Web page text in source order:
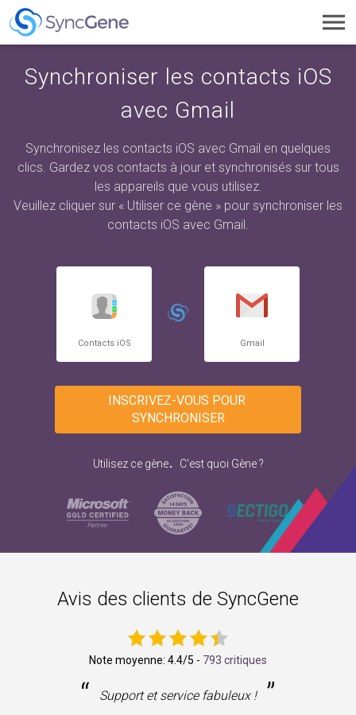
Synchroniser les contacts iOS
avec Gmail
Synchronisez les contacts iOS avec Gmail en quelques
clics. Gardez vos contacts à jour et synchronisés sur tous
les appareils que vous utilisez.
Veuillez cliquer sur « Utiliser ce gène » pour synchroniser les
contacts iOS avec Gmail.
Contacts iOS Gmail
INSCRIVEZ-VOUS POUR
SYNCHRONISER
Utilisez ce gène. C'est quoi Gène ?
Avis des clients de SyncGene
Note moyenne: 4.4/5 - 793 critiques
“ Support et service fabuleux ! ”